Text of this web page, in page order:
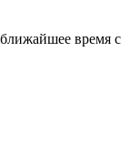
время с